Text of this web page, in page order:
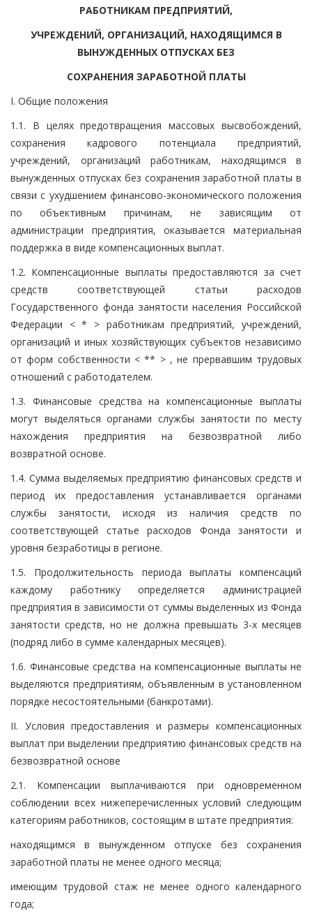
РАБОТНИКАМ ПРЕДПРИЯТИЙ,
УЧРЕЖДЕНИЙ, ОРГАНИЗАЦИЙ, НАХОДЯЩИМСЯ В
ВЫНУЖДЕННЫХ ОТПУСКАХ БЕЗ
СОХРАНЕНИЯ ЗАРАБОТНОЙ ПЛАТЫ
I. Общие положения
1.1. В целях предотвращения массовых высвобождений,
сохранения кадрового потенциала предприятий,
учреждений, организаций работникам, находящимся в
вынужденных отпусках без сохранения заработной платы в
связи с ухудшением финансово-экономического положения
по объективным причинам, не зависящим от
администрации предприятия, оказывается материальная
поддержка в виде компенсационных выплат.
1.2. Компенсационные выплаты предоставляются за счет
средств соответствующей статьи расходов
Государственного фонда занятости населения Российской
Федерации < * > работникам предприятий, учреждений,
организаций и иных хозяйствующих субъектов независимо
от форм собственности < ** > , не прервавшим трудовых
отношений с работодателем.
1.3. Финансовые средства на компенсационные выплаты
могут выделяться органами службы занятости по месту
нахождения предприятия на безвозвратной либо
возвратной основе.
1.4. Сумма выделяемых предприятию финансовых средств и
период их предоставления устанавливается органами
службы занятости, исходя из наличия средств по
соответствующей статье расходов Фонда занятости и
уровня безработицы в регионе.
1.5. Продолжительность периода выплаты компенсаций
каждому работнику определяется администрацией
предприятия в зависимости от суммы выделенных из Фонда
занятости средств, но не должна превышать 3-х месяцев
(подряд либо в сумме календарных месяцев).
1.6. Финансовые средства на компенсационные выплаты не
выделяются предприятиям, объявленным в установленном
порядке несостоятельными (банкротами).
II. Условия предоставления и размеры компенсационных
выплат при выделении предприятию финансовых средств на
безвозвратной основе
2.1. Компенсации выплачиваются при одновременном
соблюдении всех нижеперечисленных условий следующим
категориям работников, состоящим в штате предприятия:
находящимся в вынужденном отпуске без сохранения
заработной платы не менее одного месяца;
имеющим трудовой стаж не менее одного календарного
года;